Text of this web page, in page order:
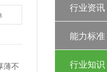
行业资讯
能力标准
行业知识
薄不